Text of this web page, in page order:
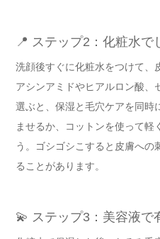
📍 ステップ2：化粧水で
洗顔後すぐに化粧水をつけて、
アシンアミドやヒアルロン酸、
選ぶと、保湿と毛穴ケアを同時
ませるか、コットンを使って軽
う。ゴシゴシこすると皮膚へ
ることがあります。
💫 ステップ3：美容液で